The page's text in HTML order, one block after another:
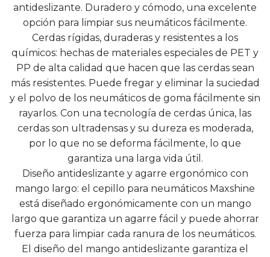
antideslizante. Duradero y cómodo, una excelente
opción para limpiar sus neumáticos fácilmente.
Cerdas rígidas, duraderas y resistentes a los
químicos: hechas de materiales especiales de PET y
PP de alta calidad que hacen que las cerdas sean
más resistentes. Puede fregar y eliminar la suciedad
y el polvo de los neumáticos de goma fácilmente sin
rayarlos. Con una tecnología de cerdas única, las
cerdas son ultradensas y su dureza es moderada,
por lo que no se deforma fácilmente, lo que
garantiza una larga vida útil.
Diseño antideslizante y agarre ergonómico con
mango largo: el cepillo para neumáticos Maxshine
está diseñado ergonómicamente con un mango
largo que garantiza un agarre fácil y puede ahorrar
fuerza para limpiar cada ranura de los neumáticos.
El diseño del mango antideslizante garantiza el